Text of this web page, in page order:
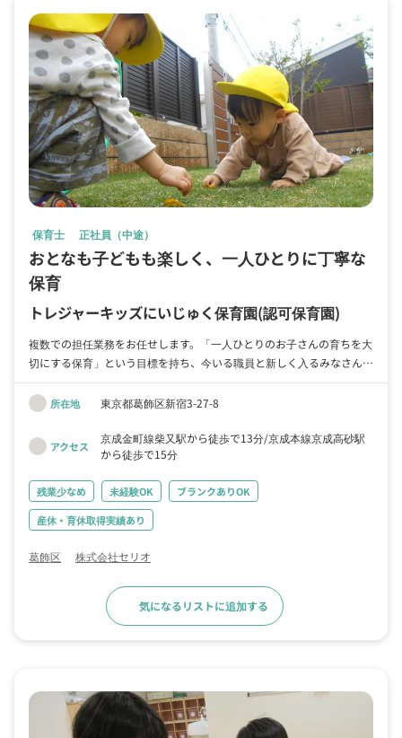
保育士 正社員（中途）
おとなも子どもも楽しく、一人ひとりに丁寧な
保育
トレジャーキッズにいじゅく保育園(認可保育園)
複数での担任業務をお任せします。「一人ひとりのお子さんの育ちを大
切にする保育」という目標を持ち、今いる職員と新しく入るみなさんと
協力して丁寧な保育を行っていきます。新しい環境で戸惑うのは子ども
も大人も同じです。子どもたちと新しい経験をしながらお仕事を楽しん
所在地 東京都葛飾区新宿3-27-8
アクセス
京成金町線柴又駅から徒歩で13分 京成本線京成高砂駅
から徒歩で15分
残業少なめ 未経験OK
ブランクありOK
産休・育休取得実績あり
葛飾区 株式会社セリオ
気になるリストに追加する